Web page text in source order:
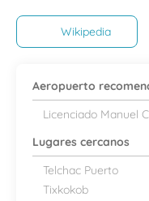
Wikipedia
Aeropuerto
Licenciado Manuel
Lugares cercanos
Telchac Puerto
Tixkokob